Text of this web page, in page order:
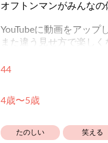
オフトンマンがみんなの
YouTubeに動画をアップ
また違う見せ方で楽しく
https://youtu.be/
44
4歳〜5歳
たのしい 笑える